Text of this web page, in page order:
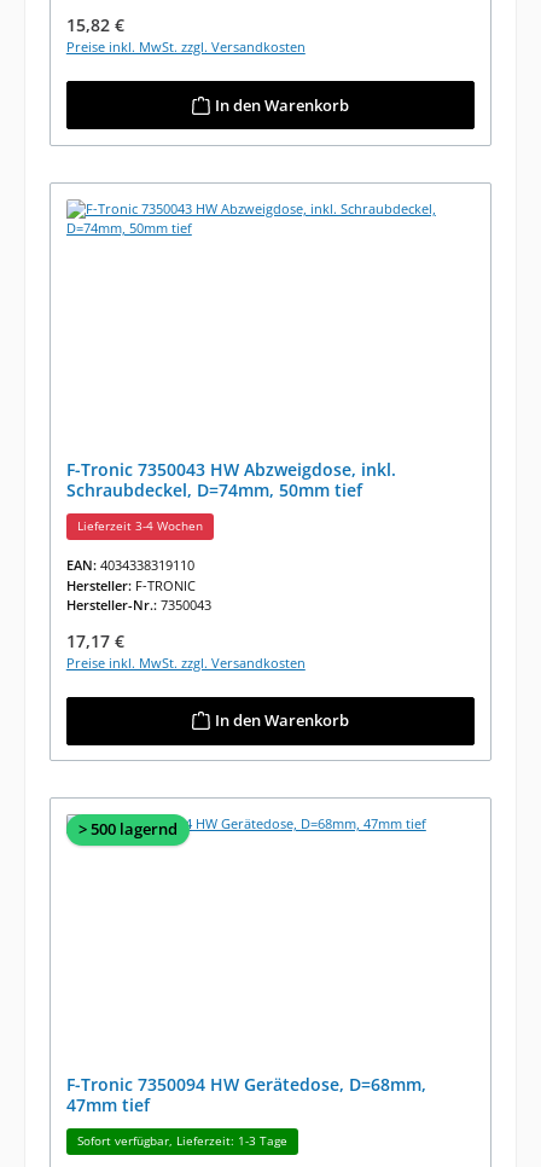
Regulärer Preis:
15,82 €
Preise inkl. MwSt. zzgl. Versandkosten
In den Warenkorb
F-Tronic 7350043 HW Abzweigdose, inkl.
Schraubdeckel, D=74mm, 50mm tief
Lieferzeit 3-4 Wochen
EAN: 4034338319110
Hersteller: F-TRONIC
Hersteller-Nr.: 7350043
Regulärer Preis:
17,17 €
Preise inkl. MwSt. zzgl. Versandkosten
In den Warenkorb
> 500 lagernd
F-Tronic 7350094 HW Gerätedose, D=68mm,
47mm tief
Sofort verfügbar, Lieferzeit: 1-3 Tage